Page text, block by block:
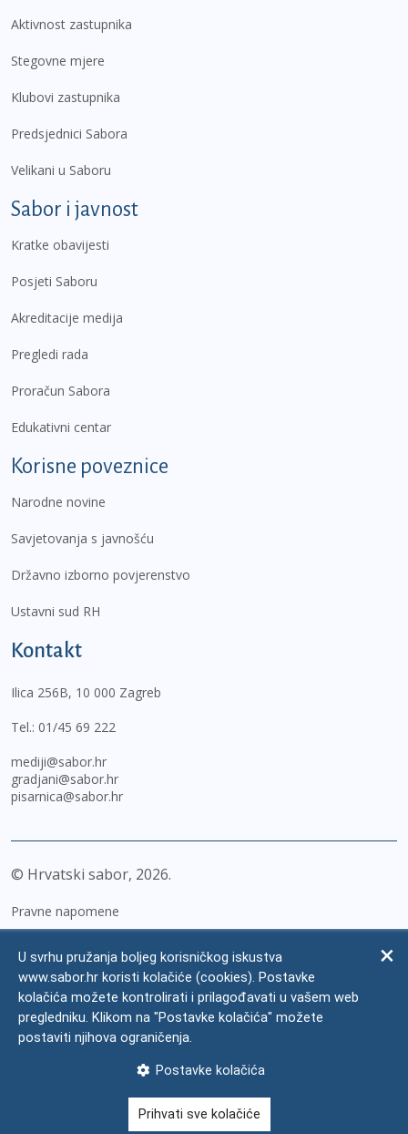
Aktivnost zastupnika
Stegovne mjere
Klubovi zastupnika
Predsjednici Sabora
Velikani u Saboru
Sabor i javnost
Kratke obavijesti
Posjeti Saboru
Akreditacije medija
Pregledi rada
Proračun Sabora
Edukativni centar
Korisne poveznice
Narodne novine
Savjetovanja s javnošću
Državno izborno povjerenstvo
Ustavni sud RH
Kontakt
Ilica 256B, 10 000 Zagreb
Tel.: 01/45 69 222
mediji@sabor.hr
gradjani@sabor.hr
pisarnica@sabor.hr
© Hrvatski sabor, 2026
Pravne napomene
Zaštita osobnih podataka
Impressum
Česta pitanja
U svrhu pružanja boljeg korisničkog iskustva
www.sabor.hr koristi kolačiće (cookies). Postavke
kolačića možete kontrolirati i prilagođavati u vašem web
pregledniku. Klikom na "Postavke kolačića" možete
postaviti njihova ograničenja.
Postavke kolačića
Prihvati sve kolačiće